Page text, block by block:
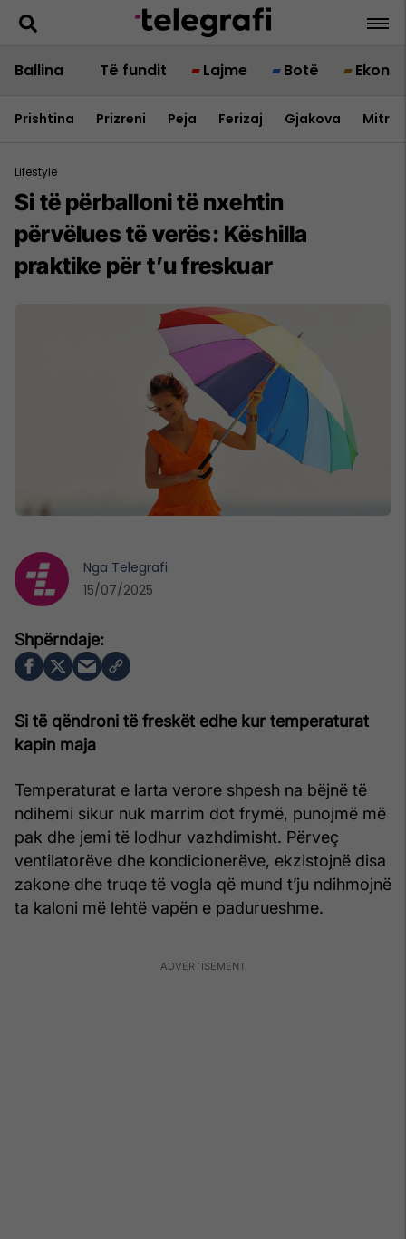
Ballina Të fundit Lajme Botë
Prishtina Prizreni Peja Ferizaj Gjakova
Lifestyle
Si të përballoni të nxehtin
përvëlues të verës: Këshilla
praktike për t’u freskuar
Si të qëndroni të freskët edhe kur temperaturat
kapin maja
Temperaturat e larta verore shpesh na bëjnë të
ndihemi sikur nuk marrim dot frymë, punojmë më
pak dhe jemi të lodhur vazhdimisht. Përveç
ventilatorëve dhe kondicionerëve, ekzistojnë disa
zakone dhe truqe të vogla që mund t’ju ndihmojnë
ta kaloni më lehtë vapën e padurueshme.
Nga Telegrafi
15/07/2025